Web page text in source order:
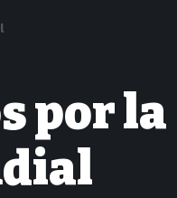
por la